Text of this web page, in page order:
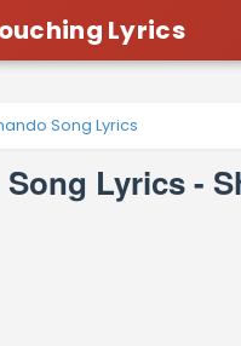
Lyrics
Song Lyrics
Lyrics -